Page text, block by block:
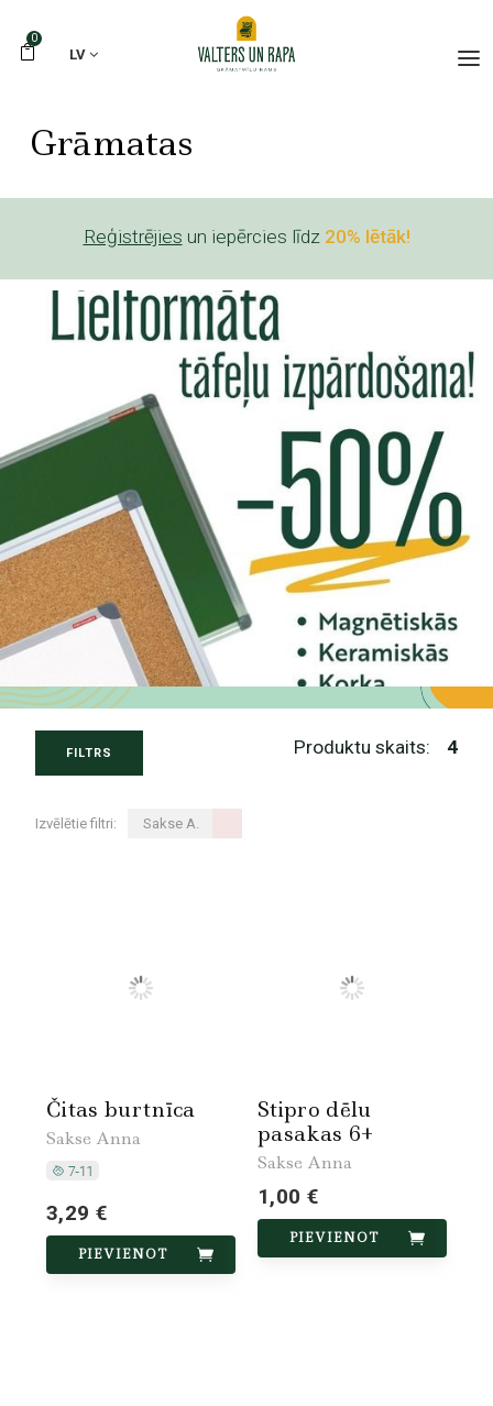
0
LV
Grāmatas
Reģistrējies un iepērcies līdz 20% lētāk!
FILTRS Produktu skaits: 4
Izvēlētie filtri: Sakse A.
Čitas burtnīca
Sakse Anna
3,29 €
PIEVIENOT
Stipro dēlu
pasakas 6+
Sakse Anna
1,00 €
PIEVIENOT